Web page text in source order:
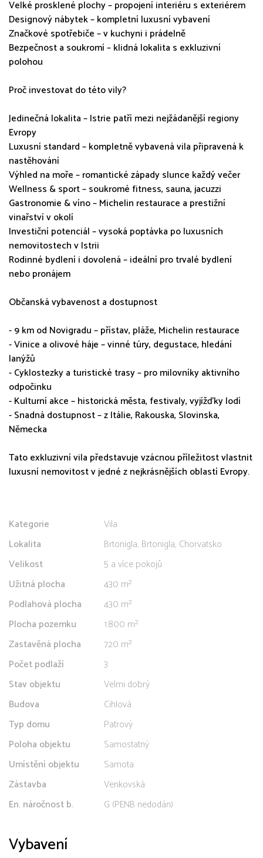
Velké prosklené plochy – propojení interiéru s exteriérem
Designový nábytek – kompletní luxusní vybavení
Značkové spotřebiče – v kuchyni i prádelně
Bezpečnost a soukromí – klidná lokalita s exkluzivní
polohou
Proč investovat do této vily?
Jedinečná lokalita – Istrie patří mezi nejžádanější regiony
Evropy
Luxusní standard – kompletně vybavená vila připravená k
nastěhování
Výhled na moře – romantické západy slunce každý večer
Wellness & sport – soukromé fitness, sauna, jacuzzi
Gastronomie & víno – Michelin restaurace a prestižní
vinařství v okolí
Investiční potenciál – vysoká poptávka po luxusních
nemovitostech v Istrii
Rodinné bydlení i dovolená – ideální pro trvalé bydlení
nebo pronájem
Občanská vybavenost a dostupnost
- 9 km od Novigradu – přístav, pláže, Michelin restaurace
- Vinice a olivové háje – vinné túry, degustace, hledání
lanýžů
- Cyklostezky a turistické trasy – pro milovníky aktivního
odpočinku
- Kulturní akce – historická města, festivaly, vyjížďky lodí
- Snadná dostupnost – z Itálie, Rakouska, Slovinska,
Německa
Tato exkluzivní vila představuje vzácnou příležitost vlastnit
luxusní nemovitost v jedné z nejkrásnějších oblastí Evropy.
Kategorie
Vila
Lokalita
Brtonigla, Brtonigla, Chorvatsko
Velikost
5 a více pokojů
Užitná plocha
430 m²
Podlahová plocha
430 m²
Plocha pozemku
1.800 m²
Zastavěná plocha
720 m²
Počet podlaží
3
Stav objektu
Velmi dobrý
Budova
Cihlová
Typ domu
Patrový
Poloha objektu
Samostatný
Umístění objektu
Samota
Zástavba
Venkovská
En. náročnost b.
G (PENB nedodán)
Vybavení